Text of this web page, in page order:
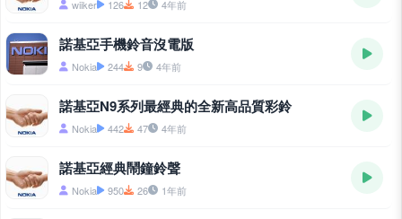
wiiker 126 12 4年前
諾基亞手機鈴音沒電版
Nokia 244 9 4年前
諾基亞N9系列最經典的全新高品質彩鈴
Nokia 442 47 4年前
諾基亞經典鬧鐘鈴聲
Nokia 950 26 1年前